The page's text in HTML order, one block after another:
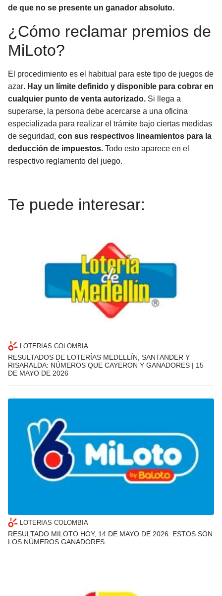
de que no se presente un ganador absoluto.
¿Cómo reclamar premios de
MiLoto?
El procedimiento es el habitual para este tipo de juegos de
azar. Hay un límite definido y disponible para cobrar en
cualquier punto de venta autorizado. Si llega a
superarse, la persona debe acercarse a una oficina
especializada para realizar el trámite bajo ciertas medidas
de seguridad, con sus respectivos lineamientos para la
deducción de impuestos. Todo esto aparece en el
respectivo reglamento del juego.
Te puede interesar:
LOTERIAS COLOMBIA
RESULTADOS DE LOTERÍAS MEDELLÍN, SANTANDER Y
RISARALDA: NÚMEROS QUE CAYERON Y GANADORES | 15
DE MAYO DE 2026
LOTERIAS COLOMBIA
RESULTADO MILOTO HOY, 14 DE MAYO DE 2026: ESTOS SON
LOS NÚMEROS GANADORES